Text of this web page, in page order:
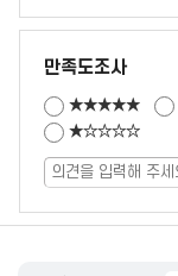
만족도조사
★★★★★
★☆☆☆☆